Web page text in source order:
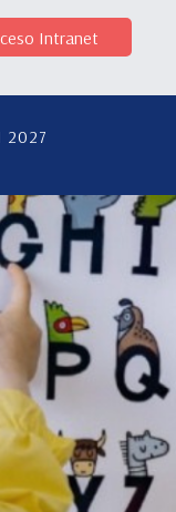
Intranet
2027